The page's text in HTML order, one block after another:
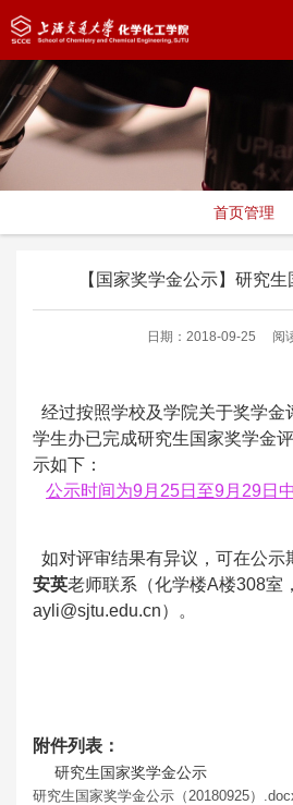
首页管理
【国家奖学金公示】研究
日期：2018-09-25 阅
经过按照学校及学院关于奖学金
学生办已完成研究生国家奖学金
示如下：
公示时间为9月25日至9月29日
如对评审结果有异议，可在公示
安英老师联系（化学楼A楼308室
ayli@sjtu.edu.cn）。
附件列表 ：
研究生国家奖学金公示
研究生国家奖学金公示（20180925）